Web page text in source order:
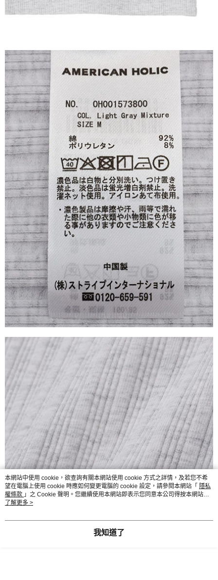
本網站中使用 cookie，欲查詢有關本網站使用 cookie 方式之詳情，及若您不希
望在電腦上使用 cookie 時應如何變更電腦的 cookie 設定，請參閱本網站「 隱私
權條款 」之 Cookie 聲明。您繼續使用本網站即表示您同意本公司得按本網站使
用條款之 Cookie 聲明使用 cookie。
了解更多 >
我知道了